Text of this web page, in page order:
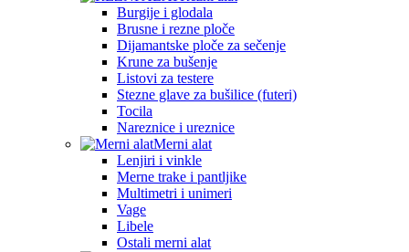
Burgije i glodala
Brusne i rezne ploče
Dijamantske ploče za sečenje
Krune za bušenje
Listovi za testere
Stezne glave za bušilice (futeri)
Tocila
Nareznice i ureznice
Merni alat
Lenjiri i vinkle
Merne trake i pantljike
Multimetri i unimeri
Vage
Libele
Ostali merni alat